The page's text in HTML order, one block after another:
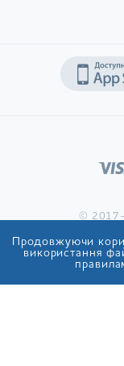
© 2017-
Продовжуючи
використання